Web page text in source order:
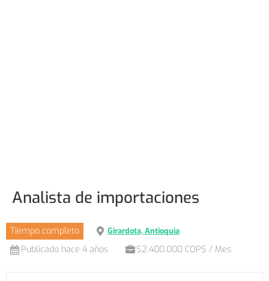
Analista de importaciones
Tiempo completo Girardota, Antioquia
Publicado hace 4 años $2.400.000 COP$ / Mes